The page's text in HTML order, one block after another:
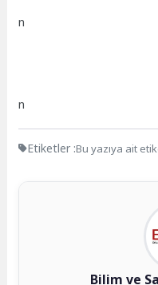
n
n
Etiketler :Bu yazıya ait
Bilim ve